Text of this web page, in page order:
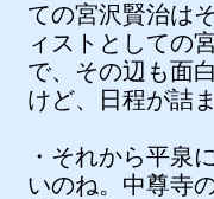
ての宮沢賢治は
ィストとしての
で、その辺も面
けど、日程が詰
・それから平泉
いのね。中尊寺